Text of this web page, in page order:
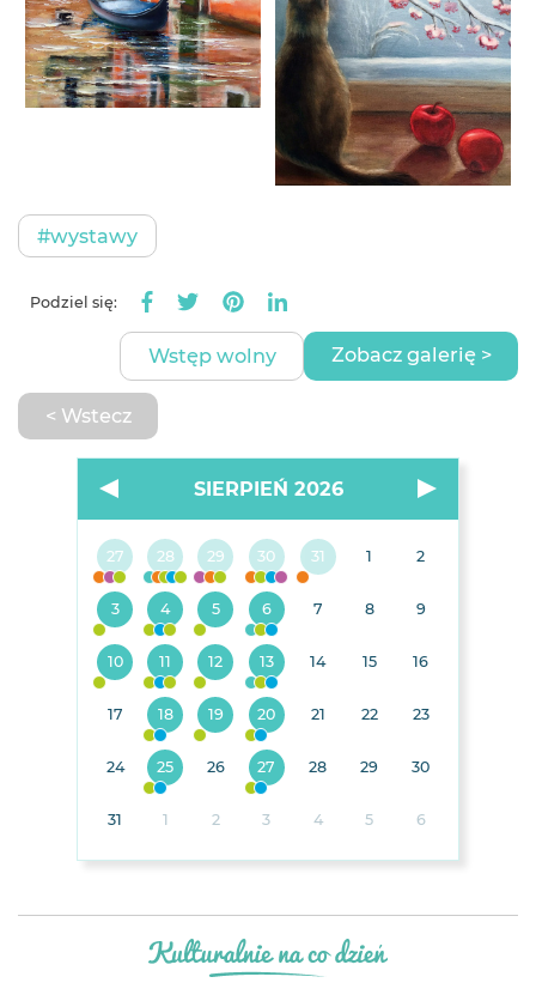
#wystawy
Podziel się:
< Wstecz
Wstęp wolny Zobacz galerię >
SIERPIEŃ 2026
27 28 29 30 31 1 2
3 4 5 6 7 8 9
10 11 12 13 14 15 16
17 18 19 20 21 22 23
24 25 26 27 28 29 30
31 1 2 3 4 5 6